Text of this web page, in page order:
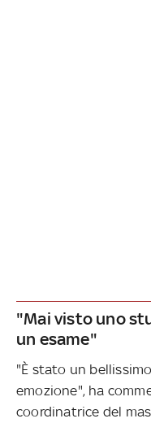
"Mai visto uno
un esame"
"È stato un
emozione", ha
coordinatrice del